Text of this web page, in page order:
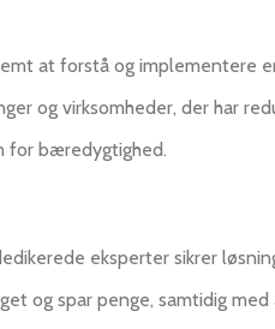
at forstå og implementere
og virksomheder, der har
for bæredygtighed.
eksperter sikrer
og spar penge, samtidig